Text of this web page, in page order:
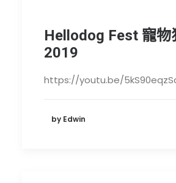
Hellodog Fest 寵物
2019
https://youtu.be/
by Edwin